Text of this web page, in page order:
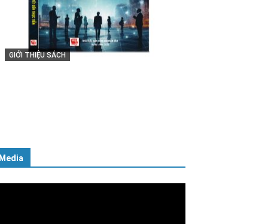
GIỚI THIỆU SÁCH
Cuốn sách “Tuyệt đối trung thành
với Tổ quốc, với Đảng, Nhà nước
Media